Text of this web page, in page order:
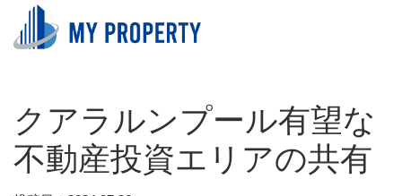
クアラルンプール有望な
不動産投資エリアの共有